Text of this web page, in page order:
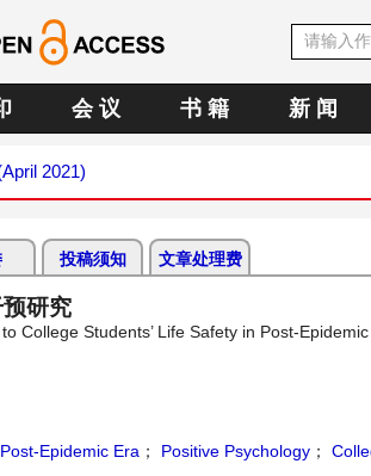
会 议 书 籍 新 闻
2021)
投稿须知 文章处理费
研究
College Students’ Life Safety in Post-
Post-Epidemic Era ； Positive Psychology ；